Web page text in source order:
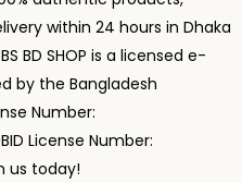
within 24 hours in Dhaka
BD SHOP is a licensed e-
by the Bangladesh
Number:
License Number:
us today!